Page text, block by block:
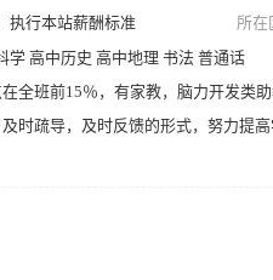
执行本站薪酬标准 所在
学 高中历史 高中地理 书法 普通话
全班前15％，有家教，脑力开发类
时疏导，及时反馈的形式，努力提